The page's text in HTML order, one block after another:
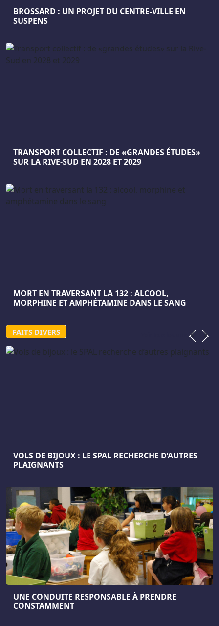
BROSSARD : UN PROJET DU CENTRE-VILLE EN
SUSPENS
TRANSPORT COLLECTIF : DE «GRANDES ÉTUDES»
SUR LA RIVE-SUD EN 2028 ET 2029
MORT EN TRAVERSANT LA 132 : ALCOOL,
MORPHINE ET AMPHÉTAMINE DANS LE SANG
FAITS DIVERS Voir tous les articles
VOLS DE BIJOUX : LE SPAL RECHERCHE D’AUTRES
PLAIGNANTS
UNE CONDUITE RESPONSABLE À PRENDRE
CONSTAMMENT